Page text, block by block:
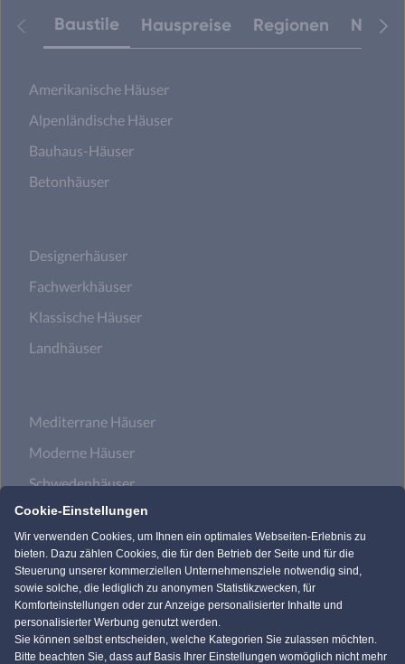
Baustile Hauspreise Regionen
Amerikanische Häuser
Alpenländische Häuser
Bauhaus-Häuser
Betonhäuser
Designerhäuser
Fachwerkhäuser
Klassische Häuser
Landhäuser
Mediterrane Häuser
Moderne Häuser
Schwedenhäuser
Skandinavische Häuser
Satteldachhäuser
Flachdachhäuser
Walmdachhäuser
Cookie-Einstellungen
Wir verwenden Cookies, um Ihnen ein optimales Webseiten-Erlebnis zu
bieten. Dazu zählen Cookies, die für den Betrieb der Seite und für die
Steuerung unserer kommerziellen Unternehmensziele notwendig sind,
sowie solche, die lediglich zu anonymen Statistikzwecken, für
Komforteinstellungen oder zur Anzeige personalisierter Inhalte und
personalisierter Werbung genutzt werden.
Sie können selbst entscheiden, welche Kategorien Sie zulassen möchten.
Bitte beachten Sie, dass auf Basis Ihrer Einstellungen womöglich nicht mehr